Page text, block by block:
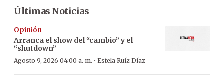
Últimas Noticias
Opinión
Arranca el show del “cambio” y el
“shutdown”
Agosto 9, 2026 04:00 a. m. · Estela Ruíz Díaz